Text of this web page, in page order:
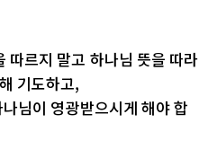
따르지 말고 하나님 뜻을 따라
기도하고,
님이 영광받으시게 해야 합